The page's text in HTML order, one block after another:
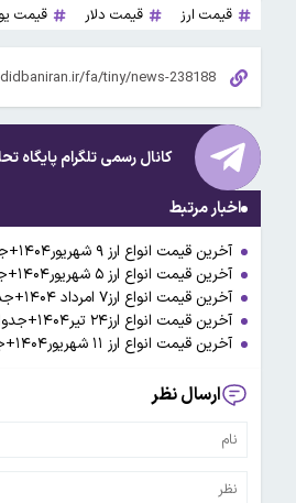
قیمت ارز قیمت دلار قیمت
کانال رسمی تلگرام پایگاه
اخبار مرتبط
آخرین قیمت انواع ارز ۹ شهریور۱۴۰۴+جدول قیمت/ دلار ۱۰۴ هزار و ۵۰۰ تومان شد
آخرین قیمت انواع ارز ۵ شهریور۱۴۰۴+جدول قیمت/ دلار ۹۹ هزار و ۵۶۰تومان شد
آخرین قیمت انواع ارز۷ امرداد ۱۴۰۴+جدول قیمت/ دلار ۸۹ هزار و ۲۵۰ تومان شد
آخرین قیمت انواع ارز۲۴ تیر۱۴۰۴+جدول قیمت/ دلار ۸۸هزار و ۵۰۰تومان شد
آخرین قیمت انواع ارز ۱۱ شهریور۱۴۰۴+جدول قیمت/ دلار ۱۰۵ هزار و ۹۲۰ تومان شد
ارسال نظر